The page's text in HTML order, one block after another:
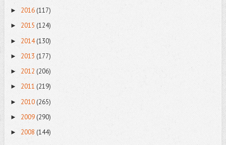
► 2016(117)
► 2015 (124)
► 2014(130)
► 2013 (177)
► 2012 (206)
► 2011 (219)
► 2010(265)
► 2009 (290)
► 2008 (144)